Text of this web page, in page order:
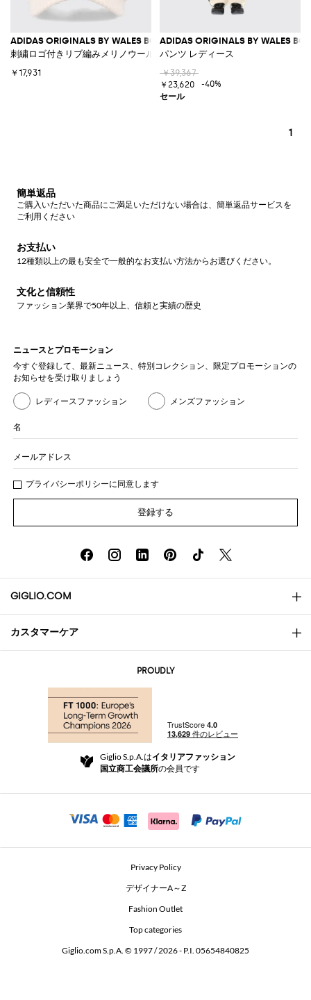
ADIDAS ORIGINALS BY WALES BONNER
刺繍ロゴ付きリブ編みメリノウールキャップ
￥17,931
ADIDAS ORIGINALS BY WALES
パンツ レディース
￥39,367
￥23,620
-40%
1
簡単返品
ご購入いただいた商品にご満足いただけない場合は、簡単返品サービスを
ご利用ください
お支払い
12種類以上の最も安全で一般的なお支払い方法からお選びください。
文化と信頼性
ファッション業界で50年以上、信頼と実績の歴史
ニュースとプロモーション
今すぐ登録して、最新ニュース、特別コレクション、限定プロモーションの
お知らせを受け取りましょう
レディースファッション メンズファッション
名
メールアドレス
プライバシーポリシーに同意します
登録する
GIGLIO.COM
会社概要
Community Store
Beauty Seekers VIP Club
カスタマーケア
返品と返金
For a safe shopping experience
Security Communication
PROUDLY
Giglio S.p.A.はイタリアファッション
国立商工会議所の会員です
Privacy Policy
デザイナーA～Z
Fashion Outlet
Top categories
Giglio.com S.p.A. © 1997 / 2026 - P.I. 05654840825